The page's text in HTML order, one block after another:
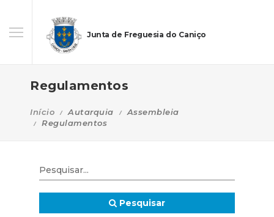
Junta de Freguesia do Caniço
Regulamentos
Início Autarquia
Assembleia
Regulamentos
Pesquisar